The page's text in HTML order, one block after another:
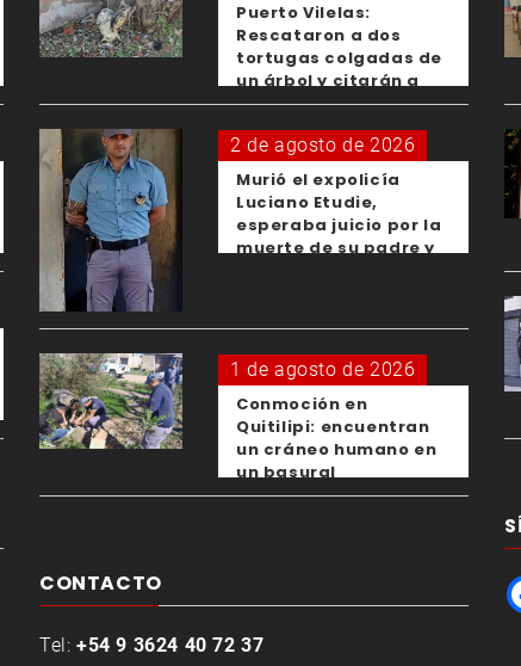
Puerto Vilelas:
Rescataron a dos
tortugas colgadas de
un árbol y citarán a
los padres de los
menores responsables
2 de agosto de 2026
Murió el expolicía
Luciano Etudie,
esperaba juicio por la
muerte de su padre y
1 de agosto de 2026
Conmoción en
Quitilipi: encuentran
un cráneo humano en
un basural
CONTACTO
Tel: +54 9 3624 40 72 37